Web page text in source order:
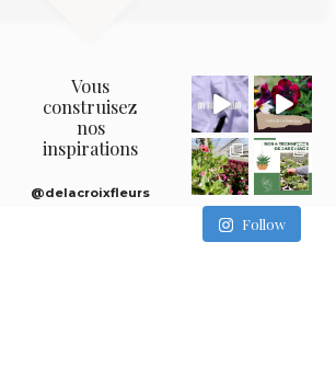
Vous
construisez
nos
inspirations
@delacroixfleurs
Follow